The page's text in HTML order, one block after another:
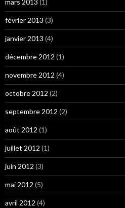
mars 2013 (1)
février 2013 (3)
janvier 2013 (4)
décembre 2012 (1)
novembre 2012 (4)
octobre 2012 (2)
septembre 2012 (2)
août 2012 (1)
juillet 2012 (1)
juin 2012 (3)
mai 2012 (5)
avril 2012 (4)